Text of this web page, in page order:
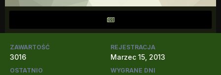
ZAWARTOŚĆ
3016
REJESTRACJA
Marzec 15, 2013
OSTATNIO WYGRANE DNI